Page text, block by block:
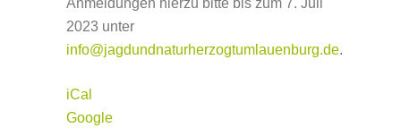
Anmeldungen hierzu bitte bis zum 7. Juli
2023 unter
info@jagdundnaturherzogtumlauenburg.de.
iCal
Google